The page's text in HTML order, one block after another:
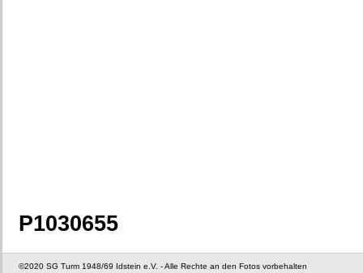
P1030655
©2020 SG Turm 1948/69 Idstein e.V. - Alle Rechte an den Fotos vorbehalten